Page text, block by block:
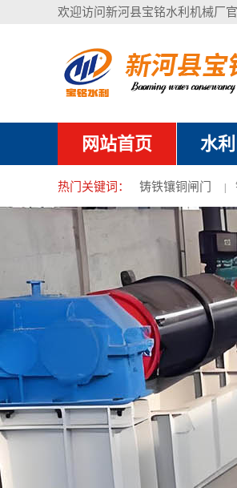
欢迎访问新河县宝铭水利机械厂官
网站首页 水
热门关键词： 铸铁镶铜闸门